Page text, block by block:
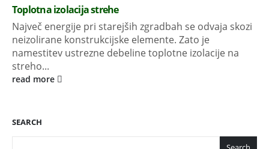
Toplotna izolacija strehe
Največ energije pri starejših zgradbah se odvaja skozi
neizolirane konstrukcijske elemente. Zato je
namestitev ustrezne debeline toplotne izolacije na
streho...
read more
SEARCH